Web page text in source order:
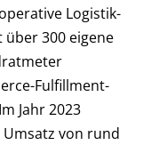
Logistik-
300 eigene
Fulfillment-
Jahr 2023
von rund